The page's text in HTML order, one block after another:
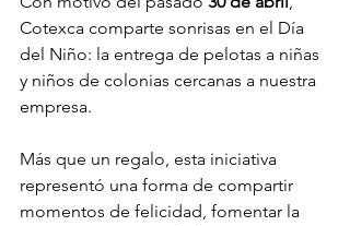
Cotexca comparte sonrisas en el Día
del Niño: la entrega de pelotas a niñas
y niños de colonias cercanas a nuestra
empresa.
Más que un regalo, esta iniciativa
representó una forma de compartir
momentos de felicidad, fomentar la